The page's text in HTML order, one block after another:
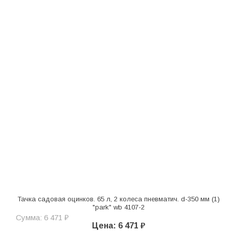
Тачка садовая оцинков. 65 л, 2 колеса пневматич. d-350 мм (1)
"park" wb 4107-2
Сумма: 6 471 ₽
Цена: 6 471 ₽